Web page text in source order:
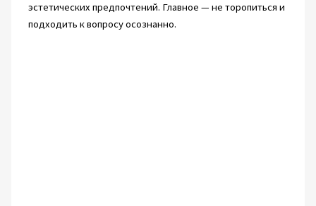
эстетических предпочтений. Главное — не торопиться и
подходить к вопросу осознанно.